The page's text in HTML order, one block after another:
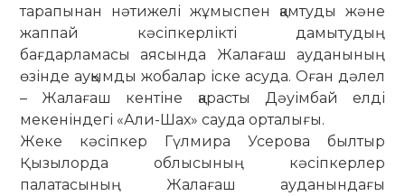
тарапынан нәтижелі жұмыспен қам­туды және
жаппай кәсіпкерлікті да­мы­тудың
бағдарламасы аясында Жалағаш ауданының
өзінде ауқымды жобалар іске асуда. Оған дәлел
– Жалағаш кентіне қарасты Дәуімбай елді
мекеніндегі «Али-Шах» сауда орталығы.
Жеке кәсіпкер Гүлмира Усерова былтыр
Қызылорда облысының кә­сіп­керлер
палатасының Жала­ғаш ауданындағы